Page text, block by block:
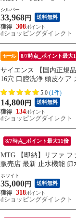
シルバー
33,968 円 送料無料
308
dショッピングダイレクト
セール 8/7時点_ポイント最大
サイエンス 【国内正規
16穴 口腔洗浄 頭皮ケア
5.0 (1件)
14,800 円 送料無料
134
dショッピングダイレクト
8/7時点_ポイント最大11倍
MTG 【即納】リファ フ
販売店 最新 止水機能 節
ホワイト
35,000 円 送料無料
318
dショッピングダイレクト